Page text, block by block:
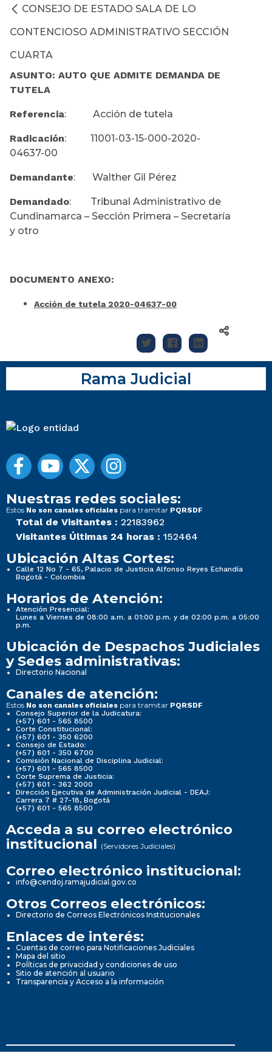
CONSEJO DE ESTADO SALA DE LO
CONTENCIOSO ADMINISTRATIVO SECCIÓN
CUARTA
ASUNTO: AUTO QUE ADMITE DEMANDA DE
TUTELA
Referencia: Acción de tutela
Radicación: 11001-03-15-000-2020-
04637-00
Demandante: Walther Gil Pérez
Demandado: Tribunal Administrativo de
Cundinamarca – Sección Primera – Secretaría
y otro
DOCUMENTO ANEXO:
Acción de tutela 2020-04637-00
Rama Judicial
Nuestras redes sociales:
Estos No son canales oficiales para tramitar PQRSDF
Total de Visitantes : 22183962
Visitantes Últimas 24 horas : 152464
Ubicación Altas Cortes:
Calle 12 No 7 - 65, Palacio de Justicia Alfonso Reyes Echandía
Bogotá - Colombia
Horarios de Atención:
Atención Presencial:
Lunes a Viernes de 08:00 a.m. a 01:00 p.m. y de 02:00 p.m. a 05:00
p.m.
Ubicación de Despachos Judiciales
y Sedes administrativas:
Directorio Nacional
Canales de atención:
Estos No son canales oficiales para tramitar PQRSDF
Consejo Superior de la Judicatura:
(+57) 601 - 565 8500
Corte Constitucional:
(+57) 601 - 350 6200
Consejo de Estado:
(+57) 601 - 350 6700
Comisión Nacional de Disciplina Judicial:
(+57) 601 - 565 8500
Corte Suprema de Justicia:
(+57) 601 - 362 2000
Dirección Ejecutiva de Administración Judicial - DEAJ:
Carrera 7 # 27-18, Bogotá
(+57) 601 - 565 8500
Acceda a su correo electrónico
institucional (Servidores Judiciales)
Correo electrónico institucional:
info@cendoj.ramajudicial.gov.co
Otros Correos electrónicos:
Directorio de Correos Electrónicos Institucionales
Enlaces de interés:
Cuentas de correo para Notificaciones Judiciales
Mapa del sitio
Políticas de privacidad y condiciones de uso
Sitio de atención al usuario
Transparencia y Acceso a la información